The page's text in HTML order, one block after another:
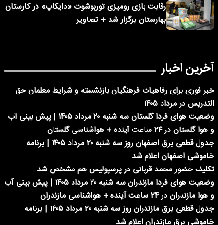
رقابت بازی رومیزی توربوشوت «دایکاپ» در کارستان
بهارستان برگزار شد + تصاویر
آخرین اخبار
خبر فوری برای رفاهیات فرهنگیان بازنشسته و شرایط معلمان حق
التدریس در مرداد ۱۴۰۵
وضعیت هوای فردا گلستان سه شنبه ۲۰ مرداد ۱۴۰۵ | پیش بینی آب
و هوا گلستان در ۲۴ ساعت آینده + هواشناسی گلستان
جدول قطعی برق اصفهان روز سه شنبه ۲۰ مرداد ۱۴۰۵ | برنامه
خاموشی اصفهان اعلام شد
تکلیف حضور محمد قربانی در پرسپولیس هم مشخص شد
وضعیت هوای فردا مازندران سه شنبه ۲۰ مرداد ۱۴۰۵ | پیش بینی آب
و هوا مازندران در ۲۴ ساعت آینده + هواشناسی مازندران
جدول قطعی برق مازندران روز سه شنبه ۲۰ مرداد ۱۴۰۵ | برنامه
خاموشی برق مازندران اعلام شد